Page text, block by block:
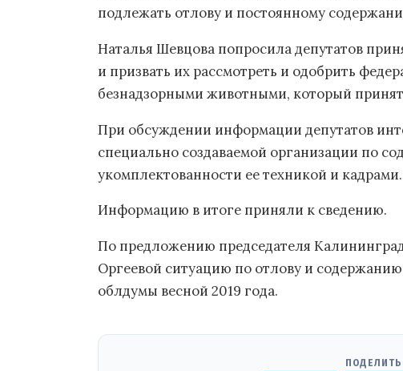
подлежать отлову и постоянному
Наталья Шевцова попросила депутатов
и призвать их рассмотреть и одобрить
безнадзорными животными, который принят
При обсуждении информации депутатов
специально создаваемой организации по
укомплектованности ее техникой и кадрами.
Информацию в итоге приняли к сведению.
По предложению председателя
Оргеевой ситуацию по отлову и
облдумы весной 2019 года.